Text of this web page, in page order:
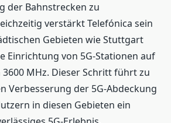
der Bahnstrecken zu
verstärkt Telefónica sein
Gebieten wie Stuttgart
Einrichtung von 5G-Stationen auf
MHz. Dieser Schritt führt zu
Verbesserung der 5G-Abdeckung
in diesen Gebieten ein